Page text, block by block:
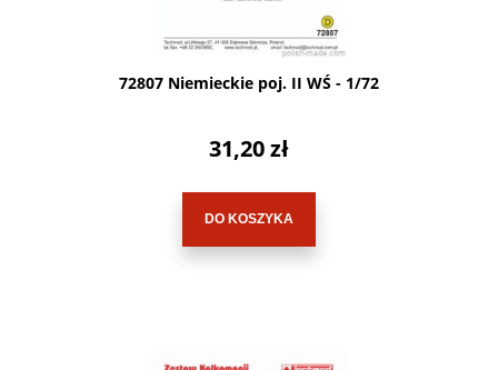
72807 Niemieckie poj. II WŚ - 1/72
31,20 zł
DO KOSZYKA